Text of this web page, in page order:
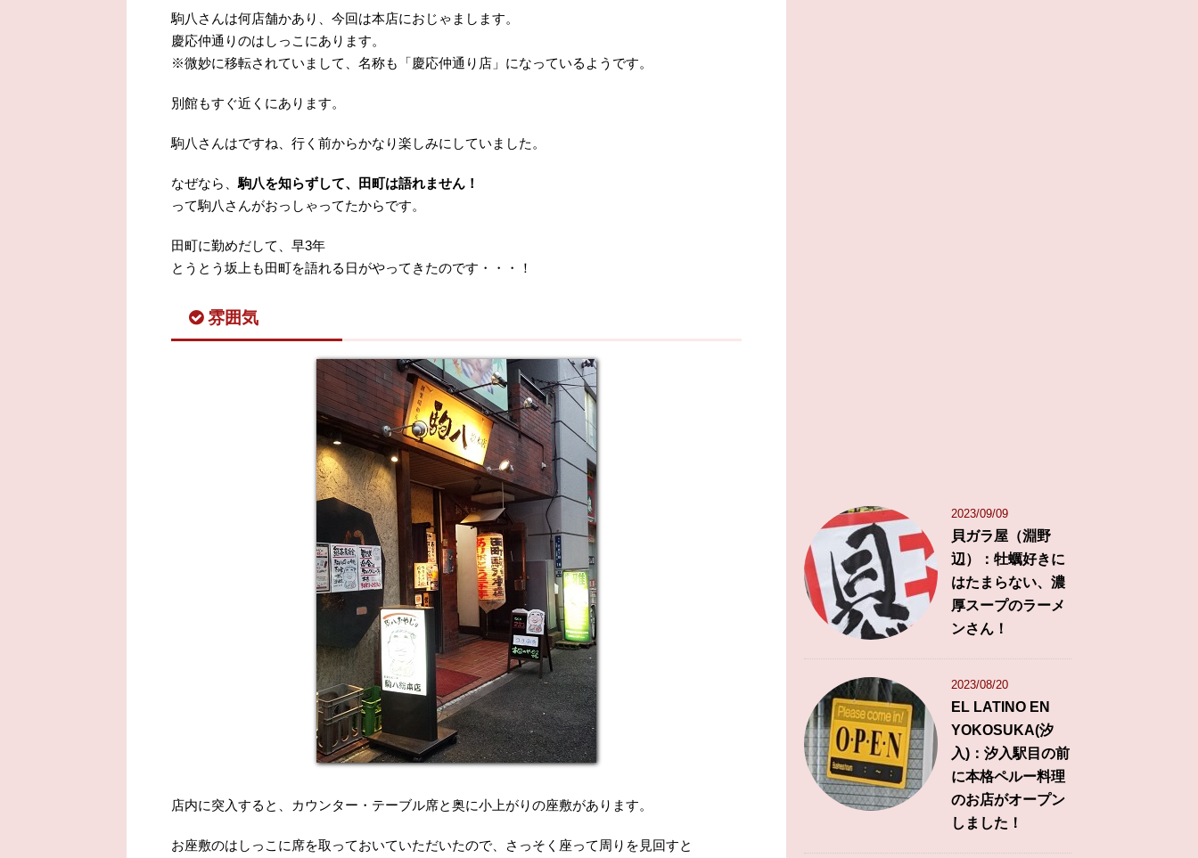
駒八さんは何店舗かあり、今回は本店におじゃまします。
慶応仲通りのはしっこにあります。
※微妙に移転されていまして、名称も「慶応仲通り店」になっているようです。
別館もすぐ近くにあります。
駒八さんはですね、行く前からかなり楽しみにしていました。
なぜなら、 駒八を知らずして、田町は語れません！
って駒八さんがおっしゃってたからです。
田町に勤めだして、早3年
とうとう坂上も田町を語れる日がやってきたのです・・・！
雰囲気
店内に突入すると、カウンター・テーブル席と奥に小上がりの座敷があります。
お座敷のはしっこに席を取っておいていただいたので、さっそく座って周りを見回すと
2023/09/09
貝ガラ屋（淵野
辺）：牡蠣好きに
はたまらない、濃
厚スープのラーメ
ンさん！
2023/08/20
EL LATINO EN
YOKOSUKA(汐
入)：汐入駅目の前
に本格ペルー料理
のお店がオープン
しました！